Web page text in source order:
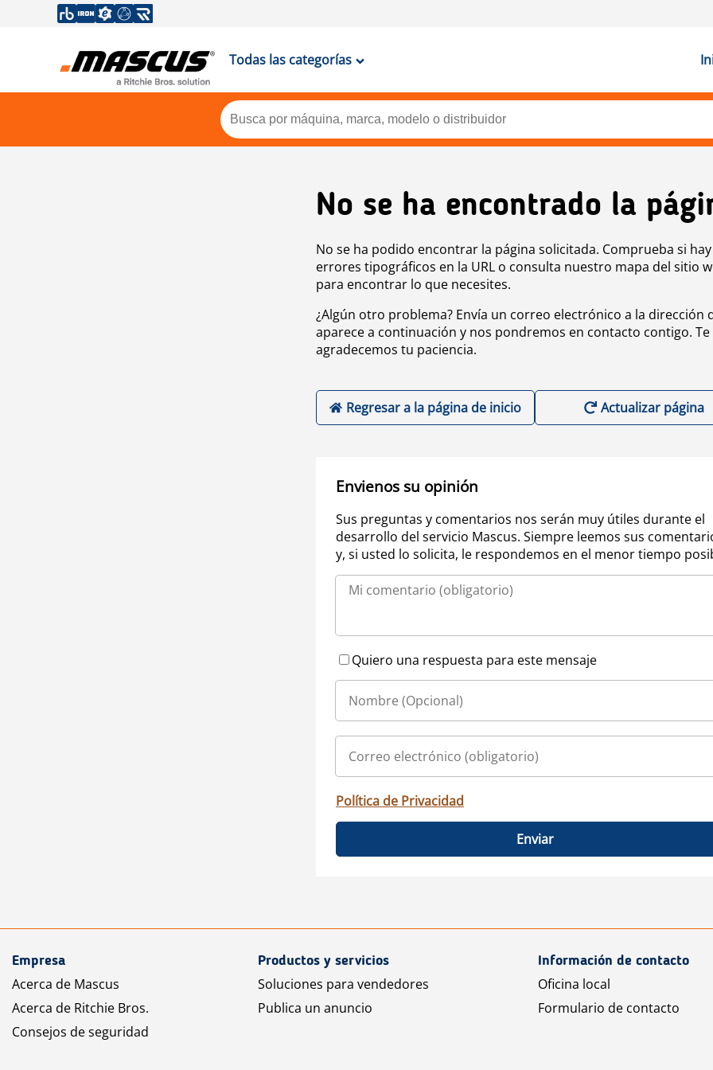
Todas las categorías
No se ha encontrado la
No se ha podido encontrar la página solicitada. Comprueba si hay
errores tipográficos en la URL o consulta nuestro mapa del sitio
para encontrar lo que necesites.
¿Algún otro problema? Envía un correo electrónico a la dirección
aparece a continuación y nos pondremos en contacto contigo. Te
agradecemos tu paciencia.
Regresar a la página de inicio Actualizar página
Envienos su opinión
Sus preguntas y comentarios nos serán muy útiles durante el
desarrollo del servicio Mascus. Siempre leemos sus
y, si usted lo solicita, le respondemos en el menor tiempo
Quiero una respuesta para este mensaje
Política de Privacidad
Enviar
Empresa
Acerca de Mascus
Acerca de Ritchie Bros.
Consejos de seguridad
Productos y servicios
Soluciones para vendedores
Publica un anuncio
Información de contacto
Oficina local
Formulario de contacto